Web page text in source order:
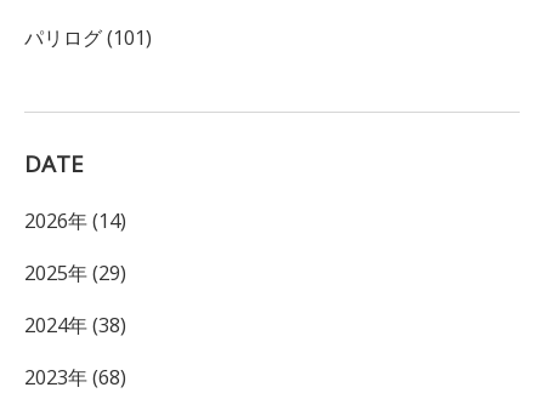
パリログ (101)
DATE
2026年 (14)
2025年 (29)
2024年 (38)
2023年 (68)